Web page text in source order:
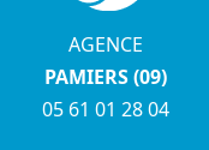
AGENCE
PAMIERS (09)
05 61 01 28 04